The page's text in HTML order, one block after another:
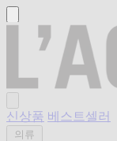
신상품 베스트셀러
의류